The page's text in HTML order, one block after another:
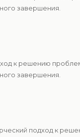
завершения.
к решению
завершения.
подход к